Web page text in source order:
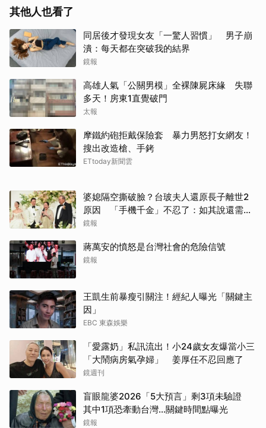
其他人也看了
同居後才發現女友「一驚人習慣」 男子崩
潰：每天都在突破我的結界
鏡報
高雄人氣「公關男模」全裸陳屍床緣 失聯
多天！房東1直覺破門
太報
摩鐵約砲拒戴保險套 暴力男怒打女網友！
搜出改造槍、手銬
ETtoday新聞雲
婆媳隔空撕破臉？台玻夫人還原長子離世2
原因 「手機千金」不忍了：如其說還需要
離開嗎？
鏡報
蔣萬安的憤怒是台灣社會的危險信號
鏡報
王凱生前暴瘦引關注！經紀人曝光「關鍵主
因」
EBC 東森娛樂
「愛露奶」私訊流出！小24歲女友爆當小三
「大鬧病房氣孕婦」 姜厚任不忍回應了
鏡週刊
盲眼龍婆2026「5大預言」剩3項未驗證
其中1項恐牽動台灣...關鍵時間點曝光
鏡報